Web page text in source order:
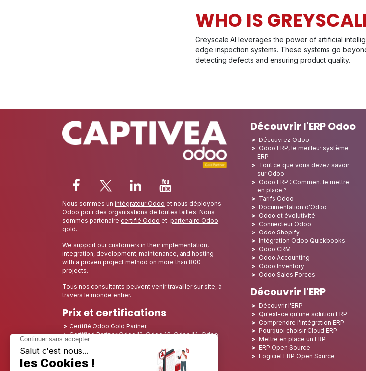
WHO IS
Greyscale AI leverages the power of artificial
edge inspection systems. These systems go
detecting defects and ensuring product quality.
Nous sommes un intégrateur Odoo et nous déployons
Odoo pour des organisations de toutes tailles. Nous
sommes partenaire certifié Odoo et partenaire Odoo
gold.
We support our customers in their implementation,
integration, development, maintenance, and hosting
with a proven project method on more than 800
projects.
Tous nos consultants peuvent venir travailler sur site, à
travers le monde entier.
Prix et certifications
Certifié Odoo Gold Partner
Certified Partner Odoo 12, Odoo 13, Odoo 14, Odoo
15, Odoo 16, Odoo 17, Odoo 18 and Odoo 19
Nominé Best Partner 2025 - Europe
Nominé Best Partner 2025 - Amérique du Nord
Nominé Best Partner 2024 - Europe
Découvrir l'ERP Odoo
Découvrez Odoo
Odoo ERP, le meilleur système
ERP
Tout ce que vous devez savoir
sur Odoo
Odoo ERP : Comment le mettre
en place ?
Tarifs Odoo
Documentation d'Odoo
Odoo et évolutivité
Connecteur Odoo
Odoo Shopify
Intégration Odoo Quickbooks
Odoo CRM
Odoo Accounting
Odoo Inventory
Odoo Sales Forces
Découvrir l'ERP
Découvrir l'ERP
Qu'est-ce qu'une solution ERP
Comprendre l’intégration ERP
Pourquoi choisir Cloud ERP
Mettre en place un ERP
ERP Open Source
Logiciel ERP Open Source